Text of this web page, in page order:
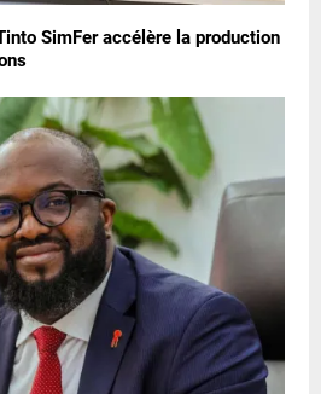
SimFer accélère la production